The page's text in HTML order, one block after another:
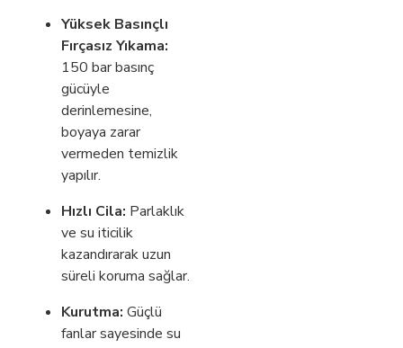
Yüksek Basınçlı
Fırçasız Yıkama:
150 bar basınç
gücüyle
derinlemesine,
boyaya zarar
vermeden temizlik
yapılır.
Hızlı Cila: Parlaklık
ve su iticilik
kazandırarak uzun
süreli koruma sağlar.
Kurutma: Güçlü
fanlar sayesinde su